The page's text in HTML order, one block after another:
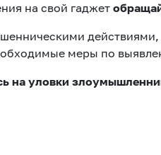
на свой гаджет
меры по
на уловки